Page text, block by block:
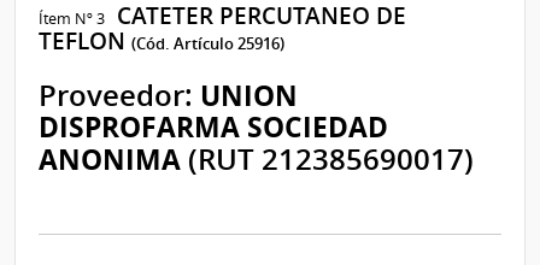
Ítem Nº 3
CATETER PERCUTANEO DE
TEFLON(Cód. Artículo 25916)
Proveedor: UNION
DISPROFARMA SOCIEDAD
ANONIMA (RUT 212385690017)